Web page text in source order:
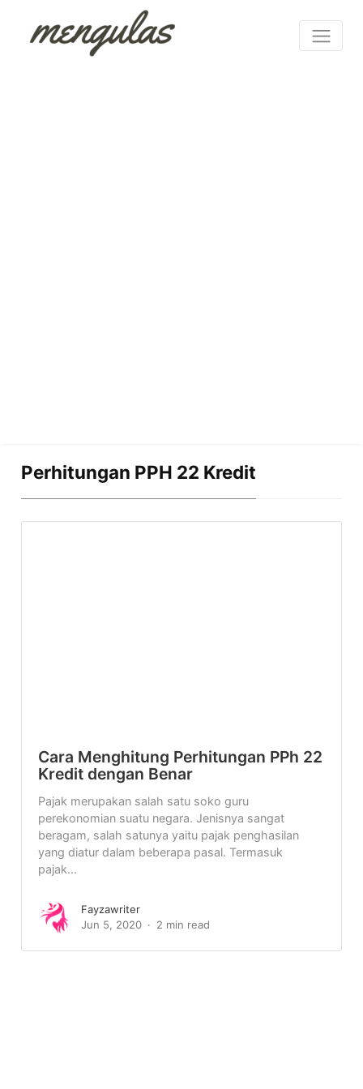
Perhitungan PPH 22 Kredit
Cara Menghitung Perhitungan PPh 22
Kredit dengan Benar
Pajak merupakan salah satu soko guru
perekonomian suatu negara. Jenisnya sangat
beragam, salah satunya yaitu pajak penghasilan
yang diatur dalam beberapa pasal. Termasuk
pajak...
Fayzawriter
Jun 5, 2020
2 min read